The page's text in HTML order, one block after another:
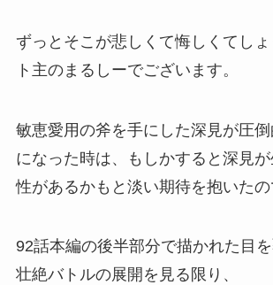
ずっとそこが悲しくて悔しくてし
ト主のまるしーでございます。
敏恵愛用の斧を手にした深見が圧
になった時は、もしかすると深見
性があるかもと淡い期待を抱いたの
92話本編の後半部分で描かれた目
壮絶バトルの展開を見る限り、